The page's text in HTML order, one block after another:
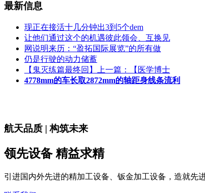
最新信息
现正在接活十几分钟出3到5个dem
让他们通过这个的机遇彼此领会、互换见
网说明来历：“盈拓国际展览”的所有做
仍是行驶的动力储蓄
【鬼灭练篇最终回】上一篇：【医学博士
4778mm的车长取2872mm的轴距身线条流利
航天品质 | 构筑未来
领先设备 精益求精
引进国内外先进的精加工设备、钣金加工设备，造就先